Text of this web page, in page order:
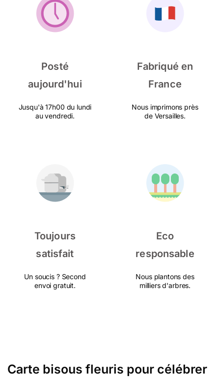
Posté
aujourd'hui
Jusqu'à 17h00 du lundi
au vendredi.
Fabriqué en
France
Nous imprimons près
de Versailles.
Toujours
satisfait
Un soucis ? Second
envoi gratuit.
Eco
responsable
Nous plantons des
milliers d'arbres.
Carte bisous fleuris pour célébrer